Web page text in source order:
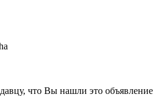
что Вы нашли это объявление